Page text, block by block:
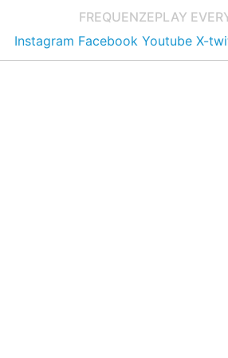
FREQUENZEPLAY
Instagram Facebook Youtube X-